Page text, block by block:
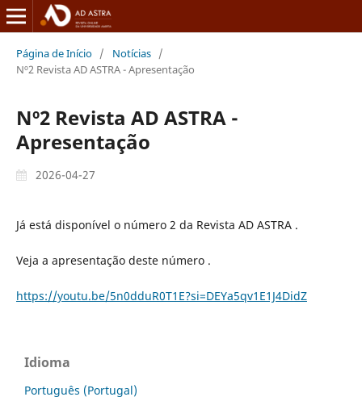
Página de Início / Notícias /
Nº2 Revista AD ASTRA - Apresentação
Nº2 Revista AD ASTRA -
Apresentação
2026-04-27
Já está disponível o número 2 da Revista AD ASTRA .
Veja a apresentação deste número .
https://youtu.be/5n0dduR0T1E?si=DEYa5qv1E1J4DidZ
Idioma
Português (Portugal)